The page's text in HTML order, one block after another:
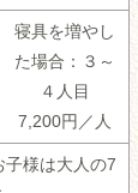
寝具を増やし
た場合：３～
４人目
7,200円／人
様は大人の7